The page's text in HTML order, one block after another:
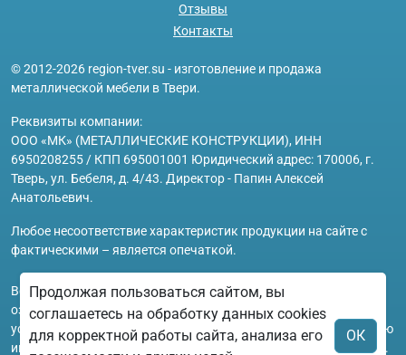
Отзывы
Контакты
© 2012-2026 region-tver.su - изготовление и продажа
металлической мебели в Твери.
Реквизиты компании:
ООО «МК» (МЕТАЛЛИЧЕСКИЕ КОНСТРУКЦИИ), ИНН
6950208255 / КПП 695001001 Юридический адрес: 170006, г.
Тверь, ул. Бебеля, д. 4/43. Директор - Папин Алексей
Анатольевич.
Любое несоответствие характеристик продукции на сайте с
фактическими – является опечаткой.
Вся информация на сайте region-tver.su носит исключительно
ознакомительный и справочный характер и ни при каких
условиях не является публичной офертой. Всю дополнительную
информацию можно узнать по телефонам указанным на сайте.
Продолжая пользоваться сайтом, вы
соглашаетесь на обработку данных cookies
для корректной работы сайта, анализа его
ОК